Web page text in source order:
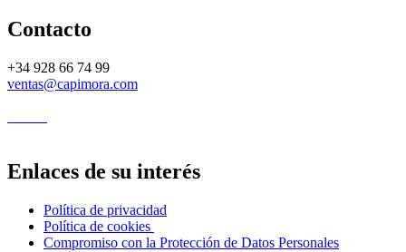
Contacto
+34 928 66 74 99
ventas@capimora.com
Enlaces de su interés
Política de privacidad
Política de cookies
Compromiso con la Protección de Datos Personales